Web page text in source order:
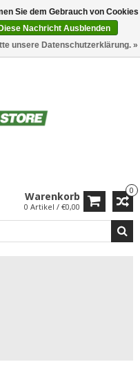
0
Warenkorb
0 Artikel / €0,00
Sie dem Gebrauch von Cookies
Diese Nachricht Ausblenden
unsere Datenschutzerklärung. »